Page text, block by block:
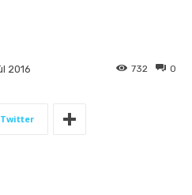
2016 0
732
Twitter